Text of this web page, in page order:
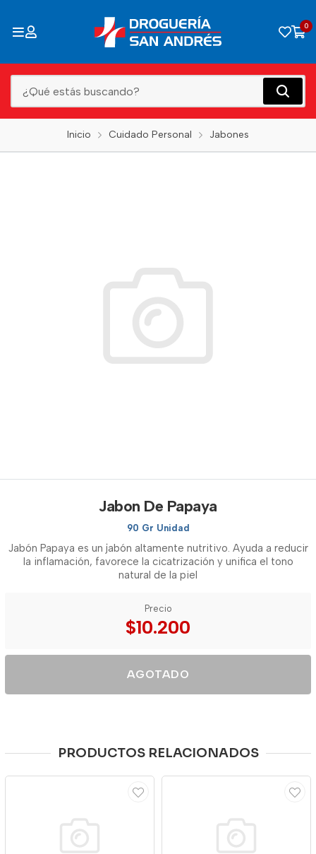
0
Inicio Cuidado Personal Jabones
Jabon De Papaya
90 Gr Unidad
Jabón Papaya es un jabón altamente nutritivo. Ayuda a reducir
la inflamación, favorece la cicatrización y unifica el tono
natural de la piel
Precio
$10.200
AGOTADO
PRODUCTOS RELACIONADOS